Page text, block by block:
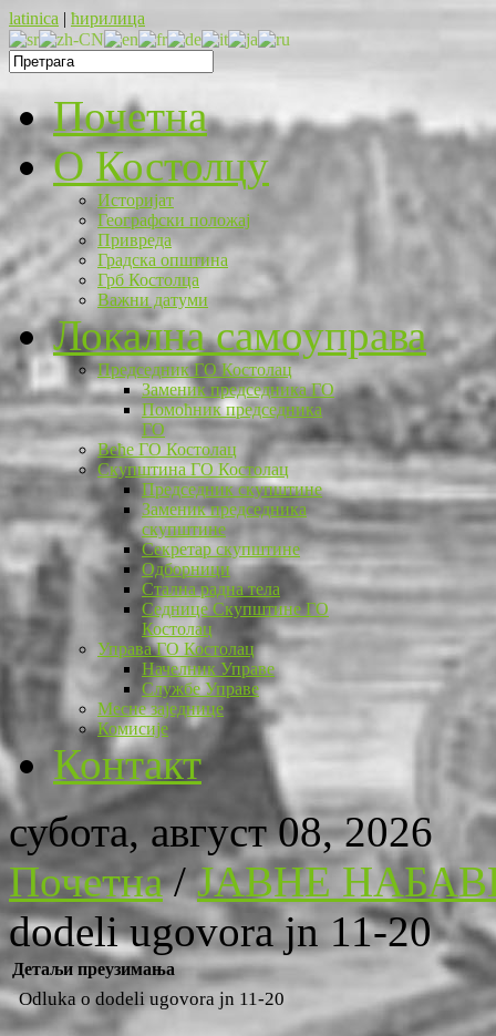
latinica | ћирилица
Почетна
O Костолцу
Историјат
Географски положај
Привреда
Градска општина
Грб Костолца
Важни датуми
Локална самоуправа
Председник ГО Костолац
Заменик председника ГО
Помоћник председника
ГО
Веће ГО Костолац
Скупштина ГО Костолац
Председник скупштине
Заменик председника
скупштине
Секретар скупштине
Одборници
Стална радна тела
Седнице Скупштине ГО
Костолац
Управа ГО Костолац
Начелник Управе
Службе Управе
Месне заједнице
Комисије
Контакт
субота, август 08, 2026
Почетна/ЈАВНЕ
dodeli ugovora jn 11-20
Детаљи преузимања
Odluka o dodeli ugovora jn 11-20